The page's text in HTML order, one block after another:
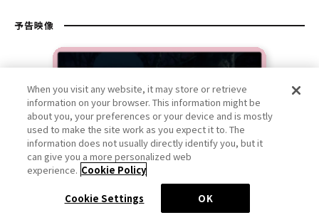
予告映像
…
When you visit any website, it may store or retrieve
information on your browser. This information might be
about you, your preferences or your device and is mostly
used to make the site work as you expect it to. The
information does not usually directly identify you, but it
can give you a more personalized web
experience. Cookie Policy
Cookie Settings OK